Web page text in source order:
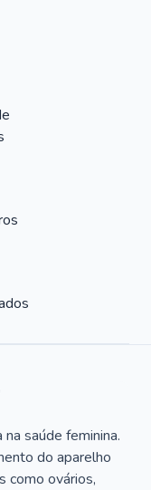
saúde feminina.
do aparelho
como ovários,